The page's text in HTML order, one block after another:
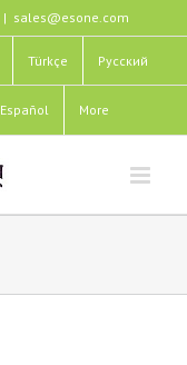
| sales@esone.com
Türkçe Pусский
Español More